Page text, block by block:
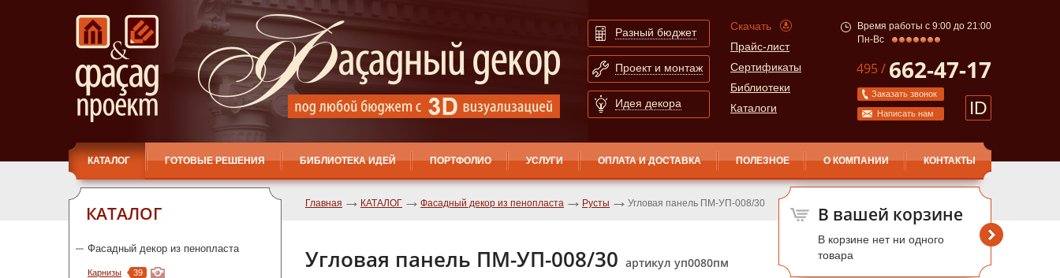
Разный бюджет
Проект и монтаж
Идея декора
Скачать
Прайс-лист
Сертификаты
Библиотеки
Каталоги
Время работы с 9:00 до 21:00
Пн-Вс
495 / 662-47-17
Заказать звонок
Написать нам ID
КАТАЛОГ ГОТОВЫЕ РЕШЕНИЯ БИБЛИОТЕКА ИДЕЙ ПОРТФОЛИО УСЛУГИ ОПЛАТА И ДОСТАВКА ПОЛЕЗНОЕ О КОМПАНИИ КОНТАКТЫ
КАТАЛОГ
Фасадный декор из пенопласта
Карнизы 39
В вашей корзине
В корзине нет ни одного
товара
Главная КАТАЛОГ Фасадный декор из пенопласта Русты Угловая панель ПМ-УП-008/30
Угловая панель ПМ-УП-008/30 артикул уп0080пм